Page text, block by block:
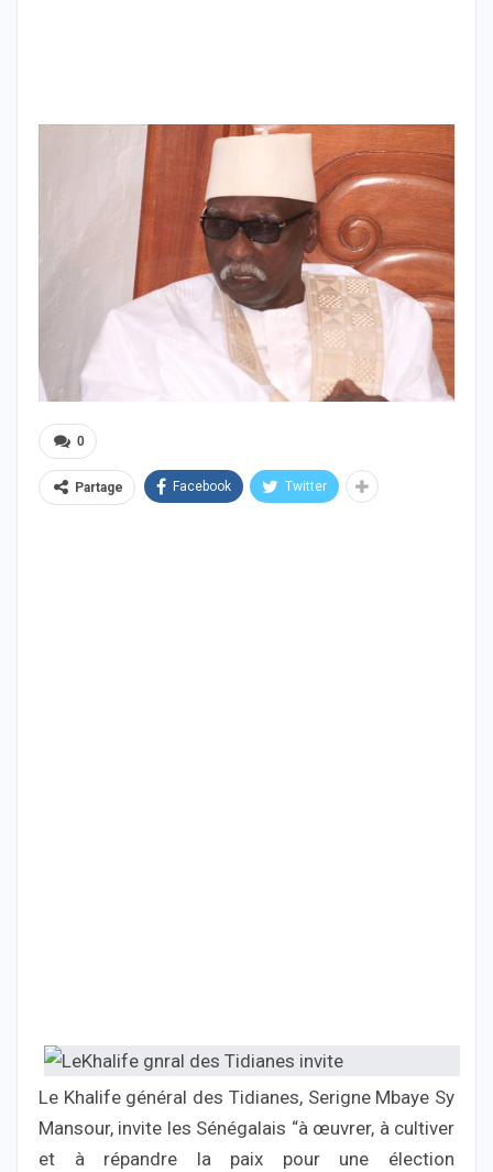
0
Partage Facebook Twitter
Le Khalife général des Tidianes, Serigne Mbaye Sy
Mansour, invite les Sénégalais “à œuvrer, à cultiver
et à répandre la paix pour une élection